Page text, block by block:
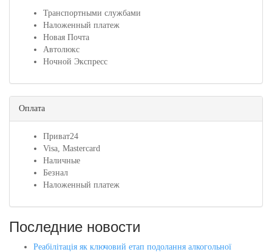
Транспортными службами
Наложенный платеж
Новая Почта
Автолюкс
Ночной Экспресс
Оплата
Приват24
Visa, Mastercard
Наличные
Безнал
Наложенный платеж
Последние новости
Реабілітація як ключовий етап подолання алкогольної